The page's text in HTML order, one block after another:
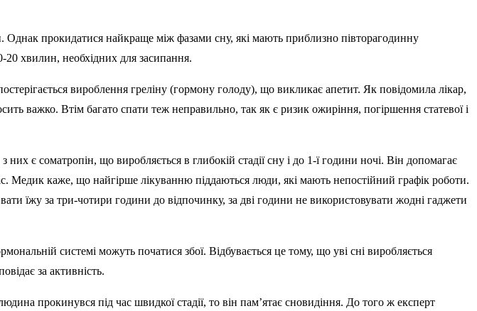
Однак прокидатися найкраще між фазами сну, які мають приблизно півторагодинну
20 хвилин, необхідних для засипання.
вироблення греліну (гормону голоду), що викликає апетит. Як повідомила лікар,
важко. Втім багато спати теж неправильно, так як є ризик ожиріння, погіршення статевої і
є соматропін, що виробляється в глибокій стадії сну і до 1-ї години ночі. Він допомагає
Медик каже, що найгірше лікуванню піддаються люди, які мають непостійний графік роботи.
їжу за три-чотири години до відпочинку, за дві години не використовувати жодні гаджети
системі можуть початися збої. Відбувається це тому, що уві сні виробляється
за активність.
прокинувся під час швидкої стадії, то він пам’ятає сновидіння. До того ж експерт